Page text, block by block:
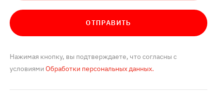
ОТПРАВИТЬ
Нажимая кнопку, вы подтверждаете, что согласны с
условиями Обработки персональных данных.